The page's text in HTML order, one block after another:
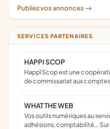
Publiez vos annonces ->
SERVICES PARTENAIRES
HAPPI SCOP
Happï Scop est une coopérative d’expertise comptable &
de commissariat aux
WHAT THE WEB
Vos outils numériques au service de votre mission : site web,
adhésions, comptabilité… Sur